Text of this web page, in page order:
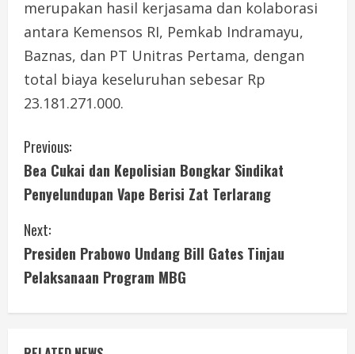
merupakan hasil kerjasama dan kolaborasi
antara Kemensos RI, Pemkab Indramayu,
Baznas, dan PT Unitras Pertama, dengan
total biaya keseluruhan sebesar Rp
23.181.271.000.
C
o
n
t
i
n
Previous:
Bea Cukai dan Kepolisian Bongkar Sindikat
Penyelundupan Vape Berisi Zat Terlarang
Next:
Presiden Prabowo Undang Bill Gates Tinjau
Pelaksanaan Program MBG